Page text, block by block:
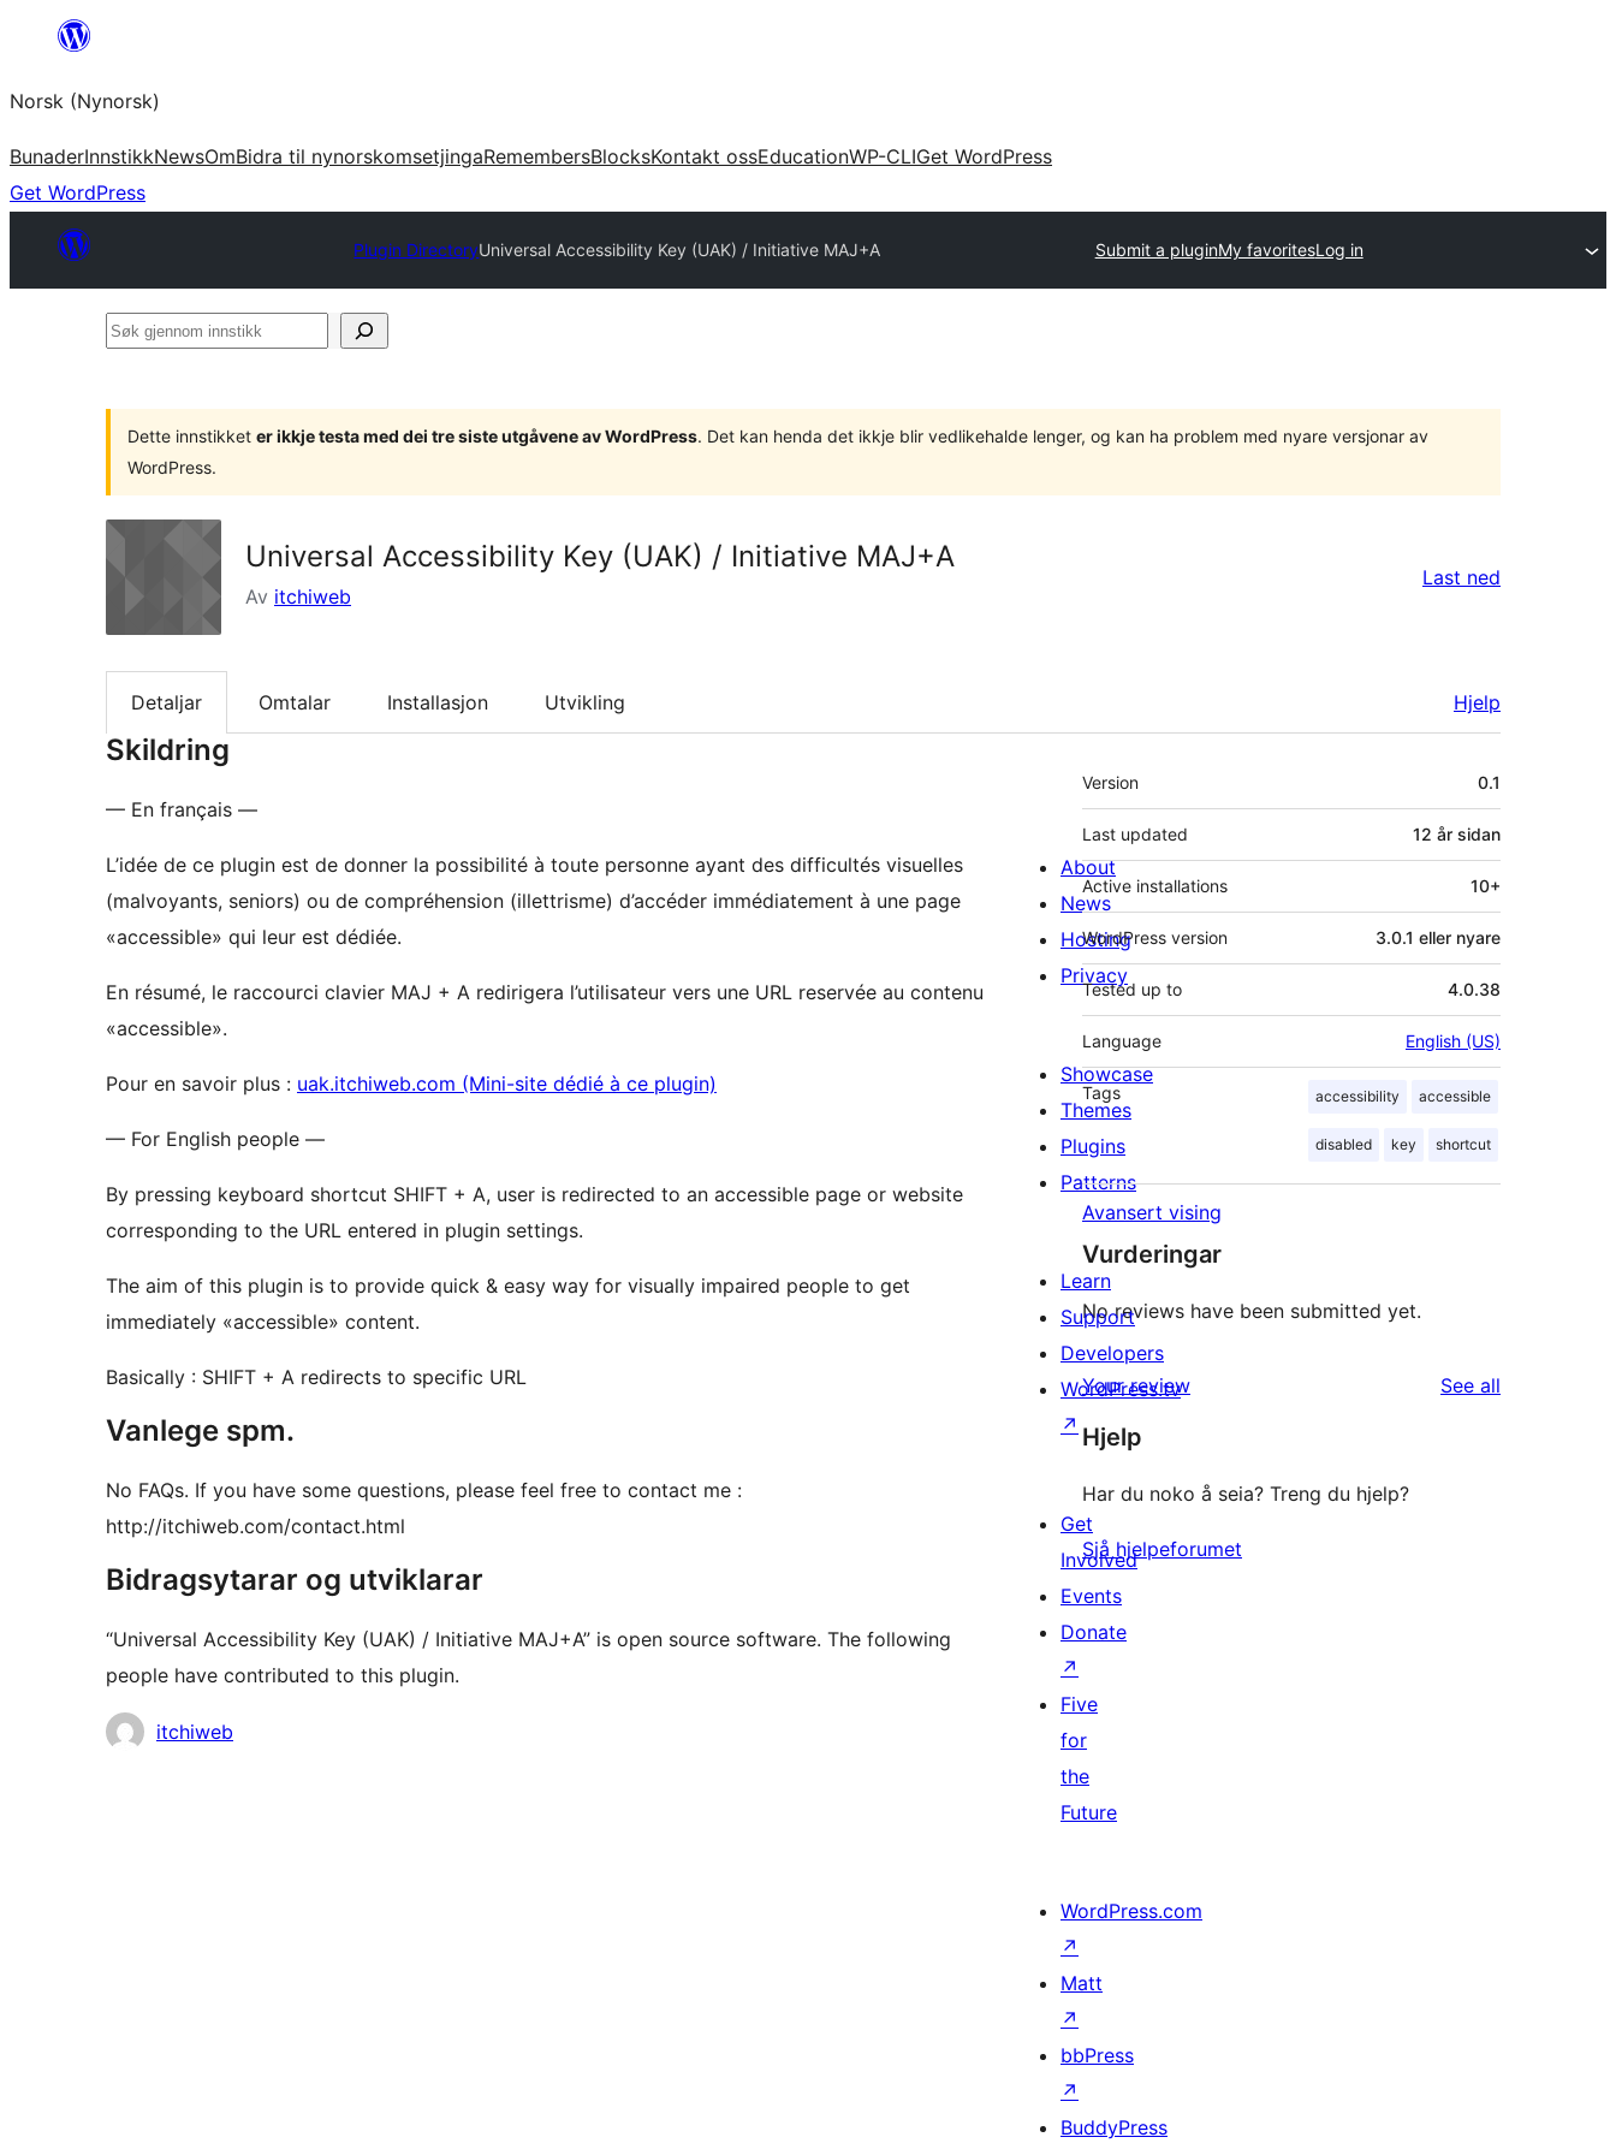
content
Norsk (Nynorsk)
BunaderInnstikkNewsOmBidra til nynorskomsetjingaRemembersBlocksKontakt ossEducationWP-CLIGet WordPress
Get WordPress
Plugin DirectoryUniversal Accessibility Key (UAK) / Initiative MAJ+A Submit a pluginMy favoritesLog in
Søk
Dette innstikket er ikkje testa med dei tre siste utgåvene av WordPress. Det kan henda det ikkje blir vedlikehalde lenger, og kan ha problem med nyare versjonar av
WordPress.
Universal Accessibility Key (UAK) / Initiative MAJ+A
Av itchiweb
Last ned
Detaljar Omtalar Installasjon Utvikling Hjelp
Skildring
— En français —
L’idée de ce plugin est de donner la possibilité à toute personne ayant des difficultés visuelles
(malvoyants, seniors) ou de compréhension (illettrisme) d’accéder immédiatement à une page
«accessible» qui leur est dédiée.
En résumé, le raccourci clavier MAJ + A redirigera l’utilisateur vers une URL reservée au contenu
«accessible».
Pour en savoir plus : uak.itchiweb.com (Mini-site dédié à ce plugin)
— For English people —
By pressing keyboard shortcut SHIFT + A, user is redirected to an accessible page or website
corresponding to the URL entered in plugin settings.
The aim of this plugin is to provide quick & easy way for visually impaired people to get
immediately «accessible» content.
Basically : SHIFT + A redirects to specific URL
Vanlege spm.
No FAQs. If you have some questions, please feel free to contact me :
http://itchiweb.com/contact.html
Bidragsytarar og utviklarar
“Universal Accessibility Key (UAK) / Initiative MAJ+A” is open source software. The following
people have contributed to this plugin.
Contributors
itchiweb
Om
Version 0.1
Last updated 12 år sidan
Active installations 10+
WordPress version 3.0.1 eller nyare
Tested up to 4.0.38
Language English (US)
Tags accessibility accessible
disabled key shortcut
Avansert vising
Vurderingar
No reviews have been submitted yet.
Your review See all
Hjelp
Har du noko å seia? Treng du hjelp?
Sjå hjelpeforumet
About
News
Hosting
Privacy
Showcase
Themes
Plugins
Patterns
Learn
Support
Developers
WordPress.tv
↗
Get
Involved
Events
Donate
↗
Five
for
the
Future
WordPress.com
↗
Matt
↗
bbPress
↗
BuddyPress